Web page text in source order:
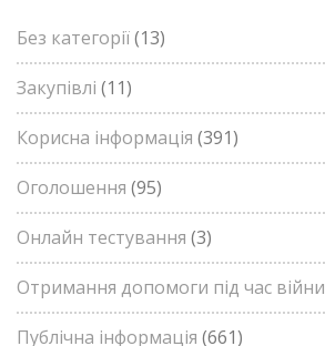
Без категорії(13)
Закупівлі (11)
Корисна інформація (391)
Оголошення (95)
Онлайн тестування (3)
Отримання допомоги під час війни
Публічна інформація (661)